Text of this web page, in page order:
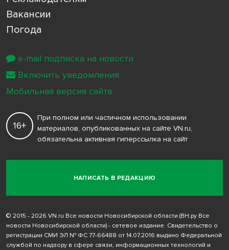
Вакансии
Погода
НАПИСАТЬ В РЕДАКЦИЮ
16+
При полном или частичном использовании
материалов, опубликованных на сайте VN.ru,
обязательна активная гиперссылка на сайт
© 2015 - 2026 VN.ru Все новости Новосибирской области (ВН.ру Все
новости Новосибирской области) - сетевое издание. Свидетельство о
регистрации СМИ ЭЛ № ФС 77-66488 от 14.07.2016 выдано Федеральной
службой по надзору в сфере связи, информационных технологий и
e-mail подписка на новости
Включить уведомления
Мобильная версия сайта